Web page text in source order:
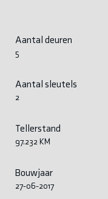
Aantal deuren
5
Aantal sleutels
2
Tellerstand
97.232 KM
Bouwjaar
27-06-2017